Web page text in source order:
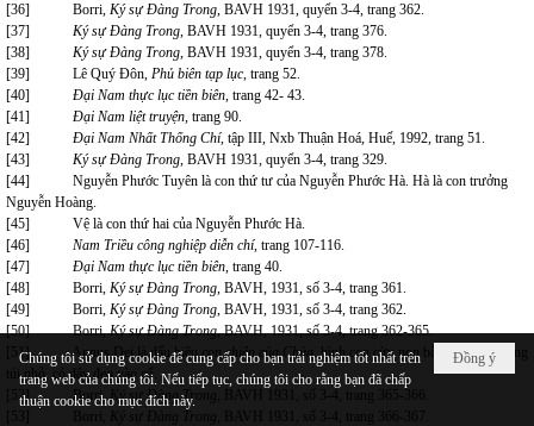
[36] Borri, Ký sự Đàng Trong, BAVH 1931, quyển 3-4, trang 362.
[37] Ký sự Đàng Trong, BAVH 1931, quyển 3-4, trang 376.
[38] Ký sự Đàng Trong, BAVH 1931, quyển 3-4, trang 378.
[39] Lê Quý Đôn, Phủ biên tạp lục, trang 52.
[40] Đại Nam thực lục tiền biên, trang 42- 43.
[41] Đại Nam liệt truyện, trang 90.
[42] Đại Nam Nhất Thống Chí, tập III, Nxb Thuận Hoá, Huế, 1992, trang 51.
[43]
Ký sự Đàng Trong, BAVH 1931, quyển 3-4, trang 329.
[44] Nguyễn Phước Tuyên là con thứ tư của Nguyễn Phước Hà. Hà là con trưởng
Nguyễn Hoàng.
[45] Vệ là con thứ hai của Nguyễn Phước Hà.
[46]
Nam Triều công nghiệp diễn chí, trang 107-116.
[47]
Đại Nam thực lục tiền biên, trang 40.
[48]
Borri, Ký sự Đàng Trong, BAVH, 1931, số 3-4, trang 361.
[49] Borri, Ký sự Đàng Trong, BAVH, 1931, số 3-4, trang 362.
[50]Borri,Ký sự Đàng Trong, BAVH, 1931, số 3-4, trang 362-365.
[51]Agnus Dei là dấu hiệucon chiên của Chúa,hình con cừu non bằng sáp, bỏ trong
túi nhỏ, có dây đeo vào cổ.
[52]Borri,Ký sự Đàng Trong , BAVH 1931, số 3-4, trang 365-366.
[53]
Borri, Ký sự Đàng Trong , BAVH 1931, số 3-4, trang 366-367.
Đồng ý
Chúng tôi sử dụng cookie để cung cấp cho bạn trải nghiệm tốt nhất trên
trang web của chúng tôi. Nếu tiếp tục, chúng tôi cho rằng bạn đã chấp
thuận cookie cho mục đích này.